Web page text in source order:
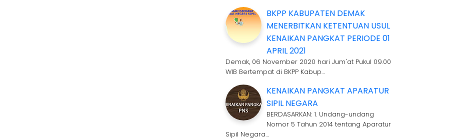
BKPP KABUPATEN DEMAK
MENERBITKAN KETENTUAN USUL
KENAIKAN PANGKAT PERIODE 01
APRIL 2021
Demak, 06 November 2020 hari Jum'at Pukul 09.00
WIB Bertempat di BKPP Kabup…
KENAIKAN PANGKAT APARATUR
SIPIL NEGARA
BERDASARKAN: 1. Undang-undang
Nomor 5 Tahun 2014 tentang Aparatur
Sipil Negara…